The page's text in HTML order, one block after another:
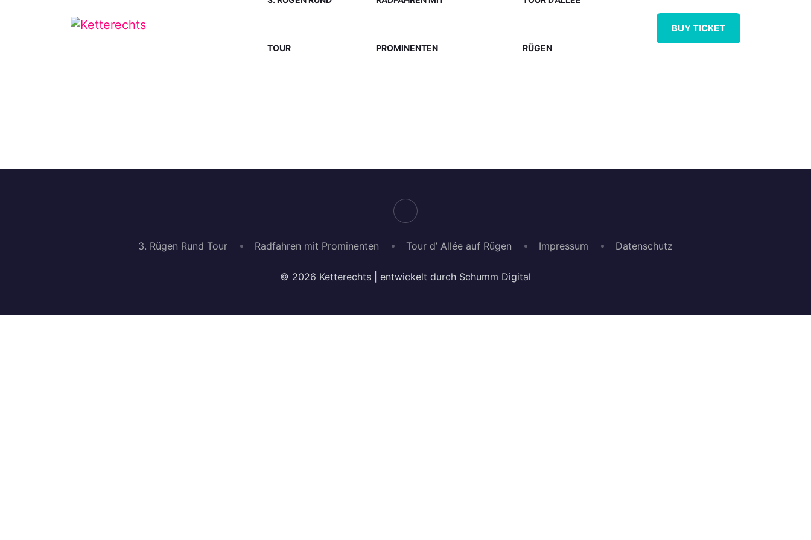
TOUR PROMINENTEN RÜGEN
BUY TICKET
3. Rügen Rund Tour Radfahren mit Prominenten Tour d’ Allée auf Rügen Impressum Datenschutz
© 2026 Ketterechts | entwickelt durch Schumm Digital